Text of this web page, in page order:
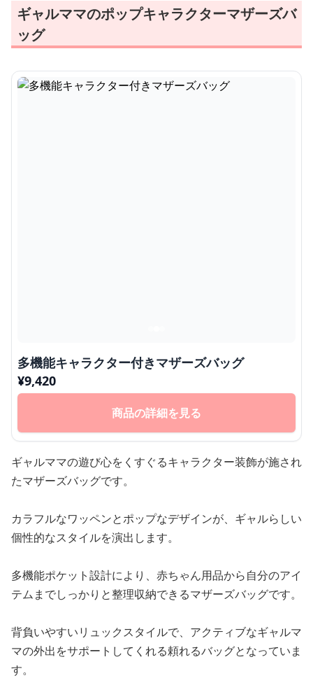
ギャルママのポップキャラクターマザーズバ
ッグ
多機能キャラクター付きマザーズバッグ
¥9,420
商品の詳細を見る
ギャルママの遊び心をくすぐるキャラクター装飾が施され
たマザーズバッグです。
カラフルなワッペンとポップなデザインが、ギャルらしい
個性的なスタイルを演出します。
多機能ポケット設計により、赤ちゃん用品から自分のアイ
テムまでしっかりと整理収納できるマザーズバッグです。
背負いやすいリュックスタイルで、アクティブなギャルマ
マの外出をサポートしてくれる頼れるバッグとなっていま
す。